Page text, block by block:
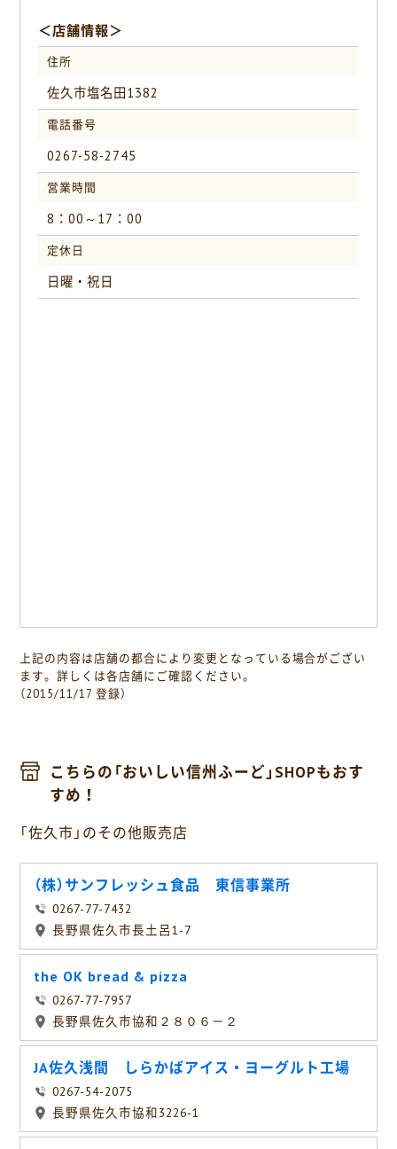
＜店舗情報＞
住所
佐久市塩名田1382
電話番号
0267-58-2745
営業時間
8：00～17：00
定休日
日曜・祝日
上記の内容は店舗の都合により変更となっている場合がござい
ます。詳しくは各店舗にご確認ください。
（2015/11/17 登録）
こちらの「おいしい信州ふーど」SHOPもおす
すめ！
「佐久市」のその他販売店
（株）サンフレッシュ食品 東信事業所
0267-77-7432
長野県佐久市長土呂1-7
the OK bread & pizza
0267-77-7957
長野県佐久市協和２８０６－２
JA佐久浅間 しらかばアイス・ヨーグルト工場
0267-54-2075
長野県佐久市協和3226-1